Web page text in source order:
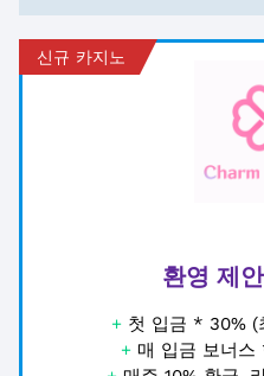
신규 카지노
환영 제
+ 첫 입금 * 30% (
+ 매 입금 보너